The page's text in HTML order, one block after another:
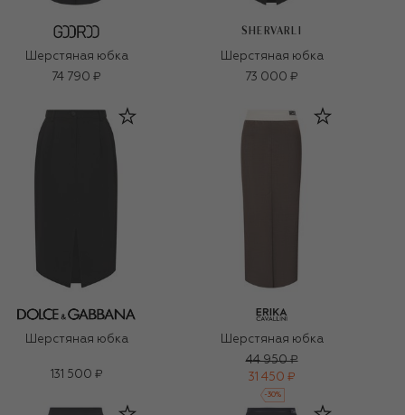
Шерстяная юбка
74 790 ₽
SHERVARLI
Шерстяная юбка
73 000 ₽
Шерстяная юбка
131 500 ₽
Шерстяная юбка
44 950 ₽
31 450 ₽
-30%